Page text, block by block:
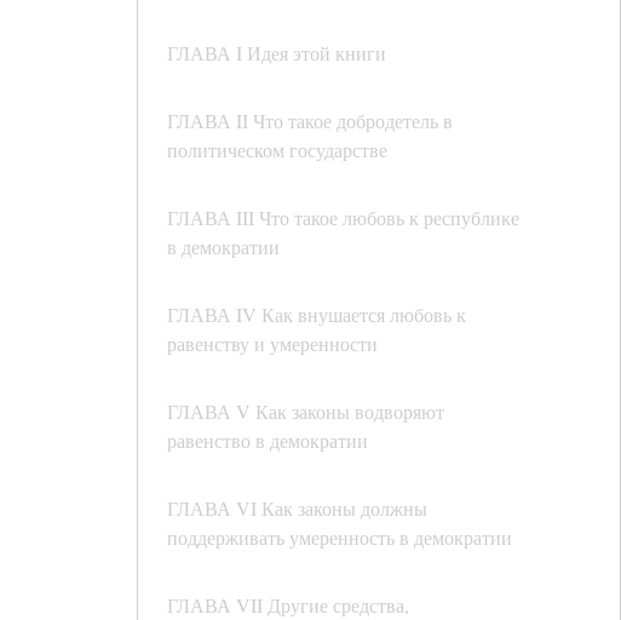
ГЛАВА I Идея этой книги
ГЛАВА II Что такое добродетель в
политическом государстве
ГЛАВА III Что такое любовь к республике
в демократии
ГЛАВА IV Как внушается любовь к
равенству и умеренности
ГЛАВА V Как законы водворяют
равенство в демократии
ГЛАВА VI Как законы должны
поддерживать умеренность в демократии
ГЛАВА VII Другие средства,